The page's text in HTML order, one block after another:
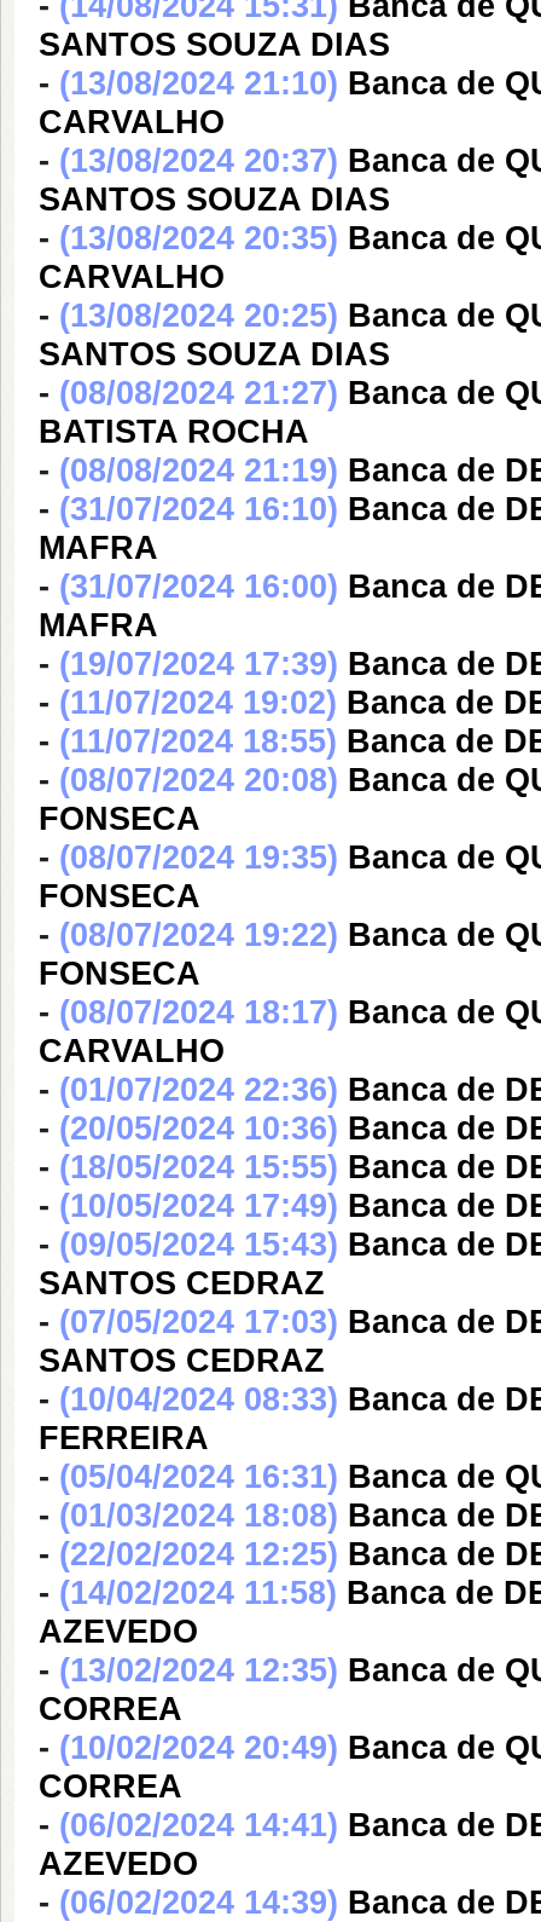
SANTOS SOUZA DIAS
- (13/08/2024 21:10) Banca de
CARVALHO
- (13/08/2024 20:37) Banca de
SANTOS SOUZA DIAS
- (13/08/2024 20:35) Banca de
CARVALHO
- (13/08/2024 20:25) Banca de
SANTOS SOUZA DIAS
- (08/08/2024 21:27) Banca de
BATISTA ROCHA
- (08/08/2024 21:19) Banca de
- (31/07/2024 16:10) Banca de
MAFRA
- (31/07/2024 16:00) Banca de
MAFRA
- (19/07/2024 17:39) Banca de
- (11/07/2024 19:02) Banca de
- (11/07/2024 18:55) Banca de
- (08/07/2024 20:08) Banca de
FONSECA
- (08/07/2024 19:35) Banca de
FONSECA
- (08/07/2024 19:22) Banca de
FONSECA
- (08/07/2024 18:17) Banca de
CARVALHO
- (01/07/2024 22:36) Banca de
- (20/05/2024 10:36) Banca de
- (18/05/2024 15:55) Banca de
- (10/05/2024 17:49) Banca de
- (09/05/2024 15:43) Banca de
SANTOS CEDRAZ
- (07/05/2024 17:03) Banca de
SANTOS CEDRAZ
- (10/04/2024 08:33) Banca de
FERREIRA
- (05/04/2024 16:31) Banca de
- (01/03/2024 18:08) Banca de
- (22/02/2024 12:25) Banca de
- (14/02/2024 11:58) Banca de
AZEVEDO
- (13/02/2024 12:35) Banca de
CORREA
- (10/02/2024 20:49) Banca de
CORREA
- (06/02/2024 14:41) Banca de
AZEVEDO
- (06/02/2024 14:39) Banca de